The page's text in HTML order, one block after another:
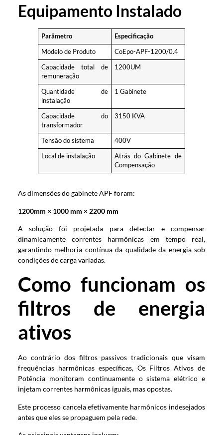
Equipamento Instalado
Parâmetro Especificação
Modelo de Produto CoEpo-APF-1200/0.4
Capacidade total de
remuneração
1200UM
Quantidade de
instalação
1 Gabinete
Capacidade do
transformador
3150 KVA
Tensão do sistema 400V
Local de instalação
Atrás do Gabinete de
Compensação
As dimensões do gabinete APF foram:
1200mm × 1000 mm × 2200 mm
A solução foi projetada para detectar e compensar
dinamicamente correntes harmônicas em tempo real,
garantindo melhoria contínua da qualidade da energia sob
condições de carga variadas.
Como funcionam os
filtros de energia
ativos
Ao contrário dos filtros passivos tradicionais que visam
frequências harmônicas específicas, Os Filtros Ativos de
Potência monitoram continuamente o sistema elétrico e
injetam correntes harmônicas iguais, mas opostas.
Este processo cancela efetivamente harmônicos indesejados
antes que eles se propaguem pela rede.